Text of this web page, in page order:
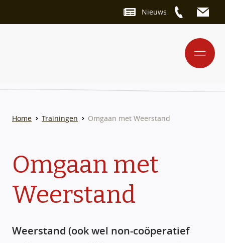
Nieuws
Home Trainingen Omgaan met Weerstand
Omgaan met
Weerstand
Weerstand (ook wel non-coöperatief